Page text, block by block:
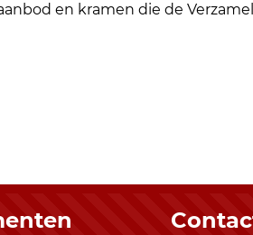
en kramen die de